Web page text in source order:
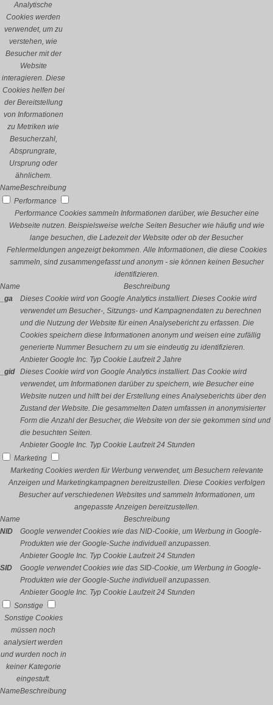
Analytische
Cookies werden
verwendet, um zu
verstehen, wie
Besucher mit der
Website
interagieren. Diese
Cookies helfen bei
der Bereitstellung
von Informationen
zu Metriken wie
Besucherzahl,
Absprungrate,
Ursprung oder
ähnlichem.
NameBeschreibung
Performance
Performance Cookies sammeln Informationen darüber, wie Besucher eine
Webseite nutzen. Beispielsweise welche Seiten Besucher wie häufig und wie
lange besuchen, die Ladezeit der Website oder ob der Besucher
Fehlermeldungen angezeigt bekommen. Alle Informationen, die diese Cookies
sammeln, sind zusammengefasst und anonym - sie können keinen Besucher
identifizieren.
Name
Beschreibung
_ga
Dieses Cookie wird von Google Analytics installiert. Dieses Cookie wird
verwendet um Besucher-, Sitzungs- und Kampagnendaten zu berechnen
und die Nutzung der Website für einen Analysebericht zu erfassen. Die
Cookies speichern diese Informationen anonym und weisen eine zufällig
generierte Nummer Besuchern zu um sie eindeutig zu identifizieren.
Anbieter Google Inc. Typ Cookie Laufzeit 2 Jahre
_gid
Dieses Cookie wird von Google Analytics installiert. Das Cookie wird
verwendet, um Informationen darüber zu speichern, wie Besucher eine
Website nutzen und hilft bei der Erstellung eines Analyseberichts über den
Zustand der Website. Die gesammelten Daten umfassen in anonymisierter
Form die Anzahl der Besucher, die Website von der sie gekommen sind und
die besuchten Seiten.
Anbieter Google Inc. Typ Cookie Laufzeit 24 Stunden
Marketing
Marketing Cookies werden für Werbung verwendet, um Besuchern relevante
Anzeigen und Marketingkampagnen bereitzustellen. Diese Cookies verfolgen
Besucher auf verschiedenen Websites und sammeln Informationen, um
angepasste Anzeigen bereitzustellen.
Name
Beschreibung
NID
Google verwendet Cookies wie das NID-Cookie, um Werbung in Google-
Produkten wie der Google-Suche individuell anzupassen.
Anbieter Google Inc. Typ Cookie Laufzeit 24 Stunden
SID
Google verwendet Cookies wie das SID-Cookie, um Werbung in Google-
Produkten wie der Google-Suche individuell anzupassen.
Anbieter Google Inc. Typ Cookie Laufzeit 24 Stunden
Sonstige
Sonstige Cookies
müssen noch
analysiert werden
und wurden noch in
keiner Kategorie
eingestuft.
NameBeschreibung